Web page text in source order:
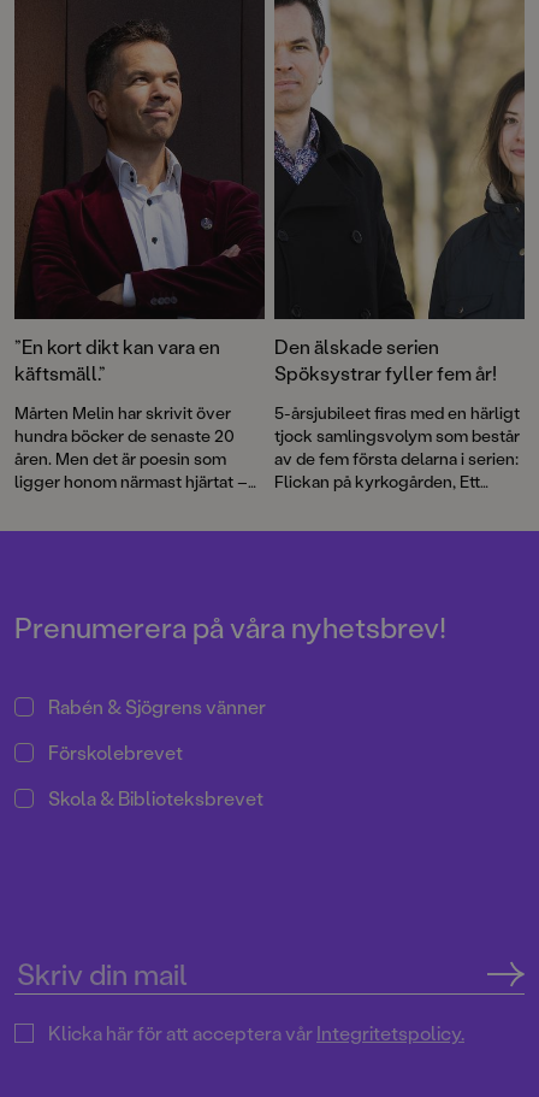
”En kort dikt kan vara en
käftsmäll.”
Mårten Melin har skrivit över
hundra böcker de senaste 20
åren. Men det är poesin som
ligger honom närmast hjärtat –
tusentals barn. Men rimmen
Den älskade serien
Spöksystrar fyller fem år!
5-årsjubileet firas med en härligt
tjock samlingsvolym som består
av de fem första delarna i serien:
Flickan på kyrkogården, Ett
över, Den fruktansvärda
Prenumerera på våra nyhetsbrev!
Rabén & Sjögrens vänner
Förskolebrevet
Skola & Biblioteksbrevet
Klicka här för att acceptera vårIntegritetspolicy.